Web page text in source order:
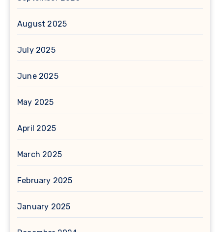
August 2025
July 2025
June 2025
May 2025
April 2025
March 2025
February 2025
January 2025